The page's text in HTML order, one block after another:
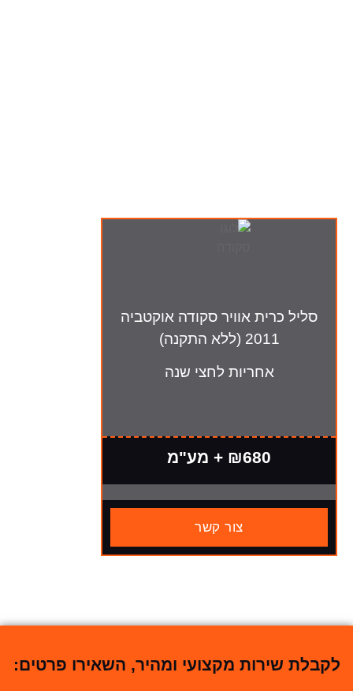
סליל כרית אוויר סקודה אוקטביה
2011 (ללא התקנה)
אחריות לחצי שנה
₪680 + מע"מ
צור קשר
לקבלת שירות מקצועי ומהיר, השאירו פרטים: